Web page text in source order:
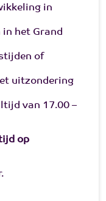
in
in het Grand
of
uitzondering
van 17.00 –
op